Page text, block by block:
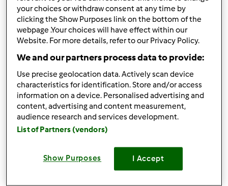
your choices or withdraw consent at any time by
clicking the Show Purposes link on the bottom of the
webpage .Your choices will have effect within our
Website. For more details, refer to our Privacy Policy.
We and our partners process data to provide:
Use precise geolocation data. Actively scan device
characteristics for identification. Store and/or access
information on a device. Personalised advertising and
content, advertising and content measurement,
audience research and services development.
List of Partners (vendors)
Show Purposes I Accept